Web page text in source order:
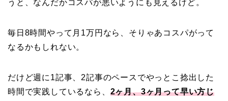
うと、なんだかコスパが悪いようにも見えるけど。
毎日8時間やって月1万円なら、そりゃあコスパがって
なるかもしれない。
だけど週に1記事、2記事のペースでやっとこ捻出した
時間で実践しているなら、 2ヶ月、3ヶ月って早い方じ